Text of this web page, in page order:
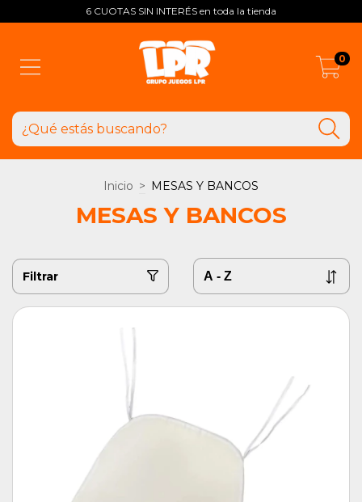
6 CUOTAS SIN INTERÉS en toda la tienda
0
Inicio > MESAS Y BANCOS
MESAS Y BANCOS
Filtrar